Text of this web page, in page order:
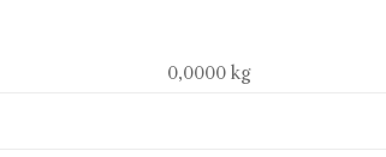
0,0000 kg